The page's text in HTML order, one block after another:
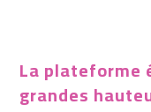
La plateforme
grandes